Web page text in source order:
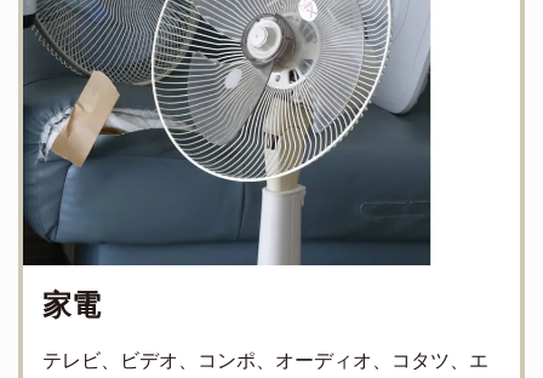
家電
テレビ、ビデオ、コンポ、オーディオ、コタツ、エ